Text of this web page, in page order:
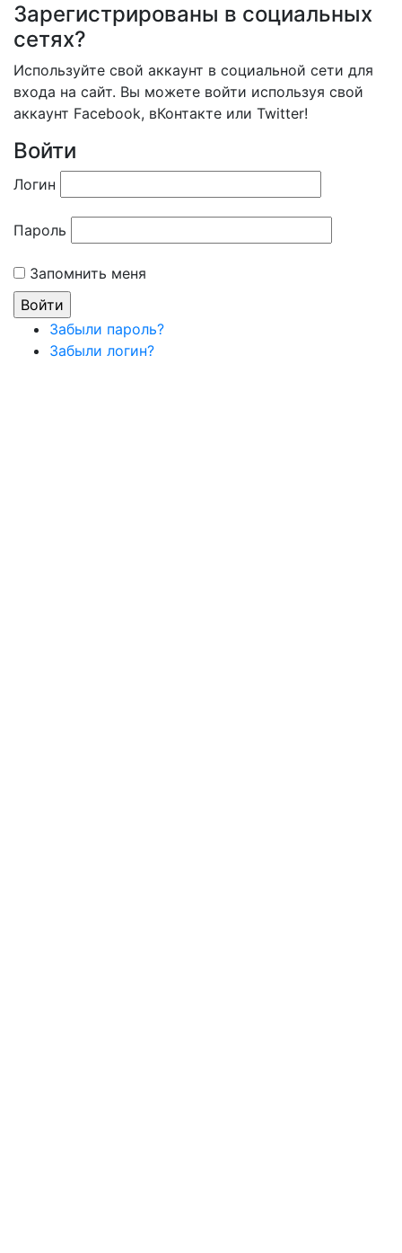
Зарегистрированы в социальных
сетях?
Используйте свой аккаунт в социальной сети для
входа на сайт. Вы можете войти используя свой
аккаунт Facebook, вКонтакте или Twitter!
Войти
Логин
Пароль
Запомнить меня
Забыли пароль?
Забыли логин?